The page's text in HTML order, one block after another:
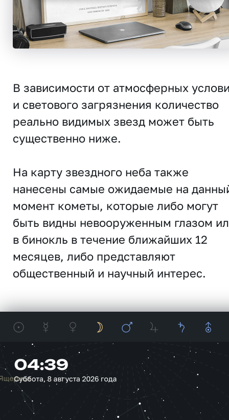
В зависимости от атмосферных
и светового загрязнения количество
реально видимых звезд может быть
существенно ниже.
На карту звездного неба также
нанесены самые ожидаемые на
момент кометы, которые либо могут
быть видны невооруженным глазом
в бинокль в течение ближайших 12
месяцев, либо представляют
общественный и научный интерес.